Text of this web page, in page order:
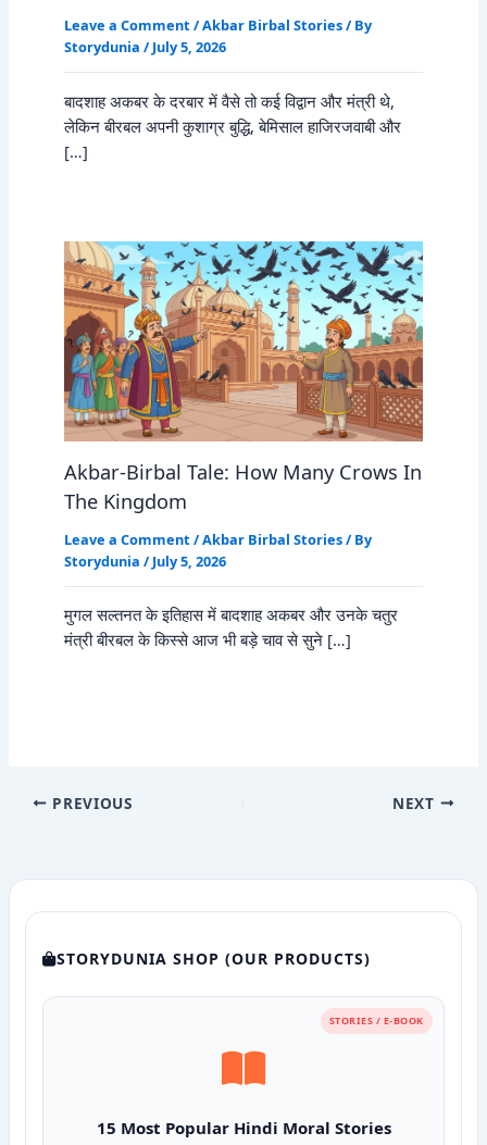
Leave a Comment /Akbar Birbal Stories/ By
Storydunia / July 5, 2026
बादशाह अकबर के दरबार में वैसे तो कई विद्वान और मंत्री थे,
लेकिन बीरबल अपनी कुशाग्र बुद्धि, बेमिसाल हाजिरजवाबी और
[…]
Akbar-Birbal Tale: How Many Crows In
The Kingdom
Leave a Comment /Akbar Birbal Stories/ By
Storydunia / July 5, 2026
मुगल सल्तनत के इतिहास में बादशाह अकबर और उनके चतुर
मंत्री बीरबल के किस्से आज भी बड़े चाव से सुने […]
PREVIOUS NEXT
STORYDUNIA SHOP (OUR PRODUCTS)
STORIES / E-BOOK
15 Most Popular Hindi Moral Stories